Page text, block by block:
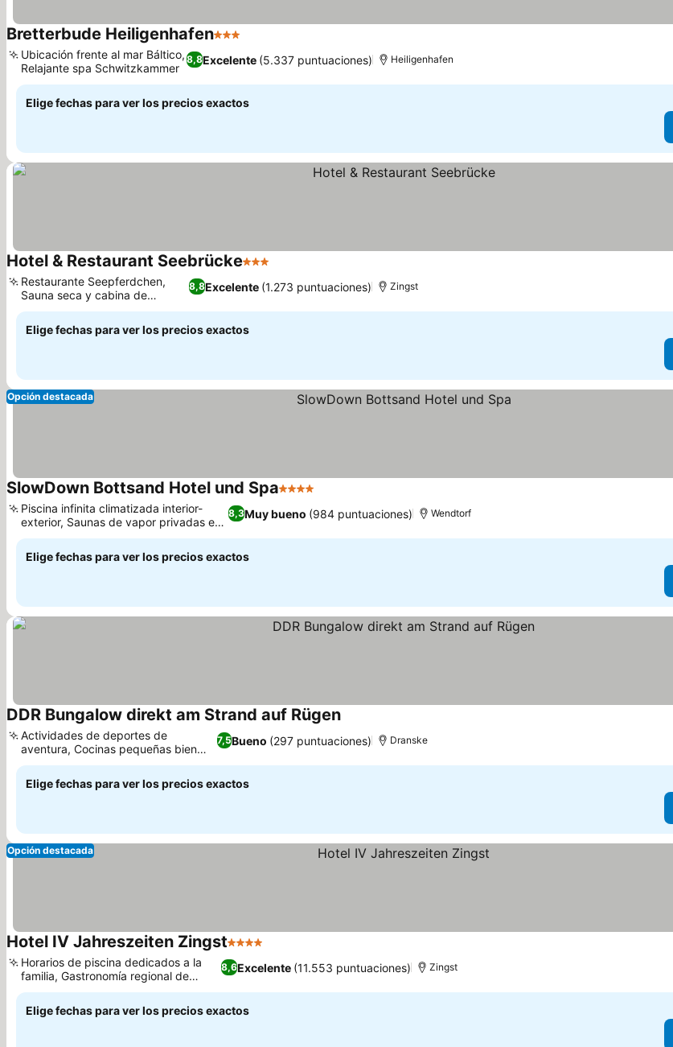
Bretterbude Heiligenhafen3 Estrellas
8,8Excelente (5.337 puntuaciones)
Ubicación frente al mar Báltico,
Relajante spa Schwitzkammer
Heiligenhafen
Elige fechas para ver los precios exactos
Hotel & Restaurant Seebrücke3 Estrellas
8,8Excelente (1.273 puntuaciones)
Restaurante Seepferdchen,
Sauna seca y cabina de
infrarrojos
Zingst
Elige fechas para ver los precios exactos
Opción destacada
SlowDown Bottsand Hotel und Spa4 Estrellas
8,3Muy bueno (984 puntuaciones)
Piscina infinita climatizada interior-
exterior, Saunas de vapor privadas en
la habitación
Wendtorf
Elige fechas para ver los precios exactos
DDR Bungalow direkt am Strand auf Rügen
7,5Bueno (297 puntuaciones)
Actividades de deportes de
aventura, Cocinas pequeñas bien
equipadas
Dranske
Elige fechas para ver los precios exactos
Opción destacada
Hotel IV Jahreszeiten Zingst4 Estrellas
8,6Excelente (11.553 puntuaciones)
Horarios de piscina dedicados a la
familia, Gastronomía regional de
Mecklemburgo
Zingst
Elige fechas para ver los precios exactos